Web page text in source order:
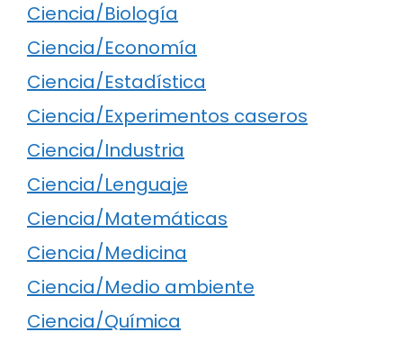
Ciencia/Biología
Ciencia/Economía
Ciencia/Estadística
Ciencia/Experimentos caseros
Ciencia/Industria
Ciencia/Lenguaje
Ciencia/Matemáticas
Ciencia/Medicina
Ciencia/Medio ambiente
Ciencia/Química